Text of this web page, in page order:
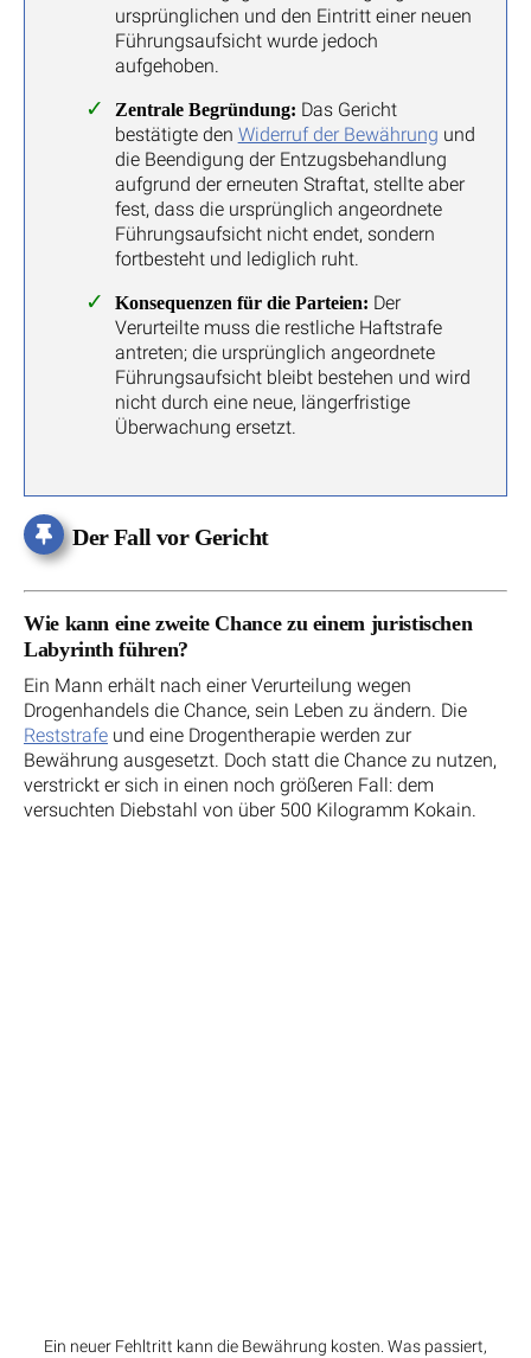
ursprünglichen und den Eintritt einer neuen
Führungsaufsicht wurde jedoch
aufgehoben.
Zentrale Begründung: Das Gericht
bestätigte den Widerruf der Bewährung und
die Beendigung der Entzugsbehandlung
aufgrund der erneuten Straftat, stellte aber
fest, dass die ursprünglich angeordnete
Führungsaufsicht nicht endet, sondern
fortbesteht und lediglich ruht.
Konsequenzen für die Parteien: Der
Verurteilte muss die restliche Haftstrafe
antreten; die ursprünglich angeordnete
Führungsaufsicht bleibt bestehen und wird
nicht durch eine neue, längerfristige
Überwachung ersetzt.
Der Fall vor Gericht
Wie kann eine zweite Chance zu einem juristischen
Labyrinth führen?
Ein Mann erhält nach einer Verurteilung wegen
Drogenhandels die Chance, sein Leben zu ändern. Die
Reststrafe und eine Drogentherapie werden zur
Bewährung ausgesetzt. Doch statt die Chance zu nutzen,
verstrickt er sich in einen noch größeren Fall: dem
versuchten Diebstahl von über 500 Kilogramm Kokain.
Ein neuer Fehltritt kann die Bewährung kosten. Was passiert,